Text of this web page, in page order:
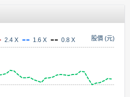
股價 (元)
2.4 X 1.6 X 0.8 X